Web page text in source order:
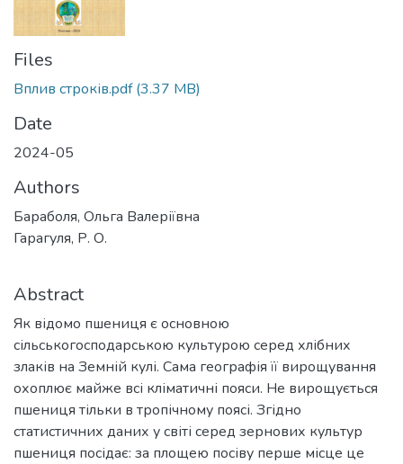
Files
Вплив строків.pdf(3.37 MB)
Date
2024-05
Authors
Бараболя, Ольга Валеріївна
Гарагуля, Р. О.
Abstract
Як відомо пшениця є основною
сільськогосподарською культурою серед хлібних
злаків на Земній кулі. Сама географія її вирощування
охоплює майже всі кліматичні пояси. Не вирощується
пшениця тільки в тропічному поясі. Згідно
статистичних даних у світі серед зернових культур
пшениця посідає: за площею посіву перше місце це